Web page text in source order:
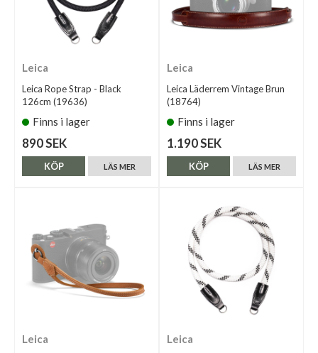
Leica
Leica Rope Strap - Black
126cm (19636)
Finns i lager
890 SEK
LÄS MER
KÖP
Leica
Leica Läderrem Vintage Brun
(18764)
Finns i lager
1.190 SEK
LÄS MER
KÖP
Leica Leica